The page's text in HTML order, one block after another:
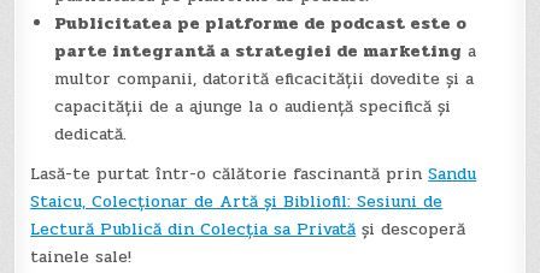
Publicitatea pe platforme de podcast este o
parte integrantă a strategiei de marketing a
multor companii, datorită eficacității dovedite și a
capacității de a ajunge la o audiență specifică și
dedicată.
Lasă-te purtat într-o călătorie fascinantă prinSandu
Staicu, Colecționar de Artă și Bibliofil: Sesiuni de
Lectură Publică din Colecția sa Privată și descoperă
tainele sale!